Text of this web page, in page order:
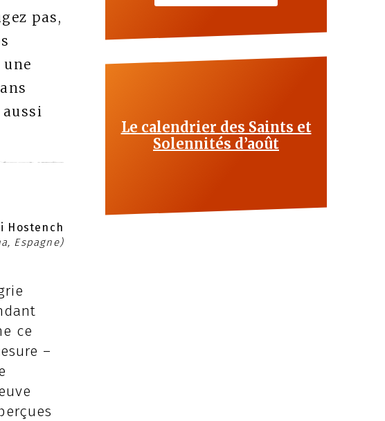
pas,
une
Hostench
Espagne)
ce
–
Le calendrier des Saints et
Solennités d’août